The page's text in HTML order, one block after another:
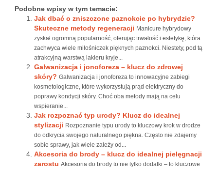
Podobne wpisy w tym temacie:
Jak dbać o zniszczone paznokcie po hybrydzie?
Skuteczne metody regeneracji Manicure hybrydowy
zyskał ogromną popularność, oferując trwałość i estetykę, która
zachwyca wiele miłośniczek pięknych paznokci. Niestety, pod tą
atrakcyjną warstwą lakieru kryje...
Galwanizacja i jonoforeza – klucz do zdrowej
skóry? Galwanizacja i jonoforeza to innowacyjne zabiegi
kosmetologiczne, które wykorzystują prąd elektryczny do
poprawy kondycji skóry. Choć oba metody mają na celu
wspieranie...
Jak rozpoznać typ urody? Klucz do idealnej
stylizacji Rozpoznanie typu urody to kluczowy krok w drodze
do odkrycia swojego naturalnego piękna. Często nie zdajemy
sobie sprawy, jak wiele zależy od...
Akcesoria do brody – klucz do idealnej pielęgnacji
zarostu Akcesoria do brody to nie tylko dodatki – to kluczowe